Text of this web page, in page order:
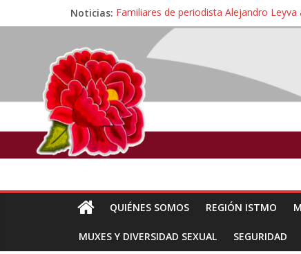
Noticias: Familiares de periodista Alejandro
Alertan pescadores de Juchitán,
Pescadores y comuneros ikoots
Un nuevo derrame de hidrocarburo
🎧Capítulo 2 : CUIDAR A MI HIJA CON
QUIÉNES SOMOS REGIÓN ISTMO
MUXES Y DIVERSIDAD SEXUAL SEGURIDAD